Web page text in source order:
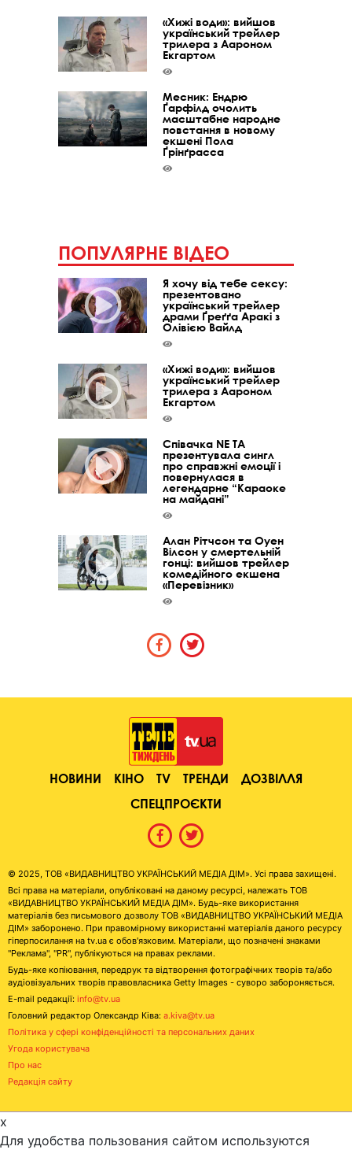
«Хижі води»: вийшов
український трейлер
трилера з Аароном
Екгартом
Месник: Ендрю
Ґарфілд очолить
масштабне народне
повстання в новому
екшені Пола
Ґрінґрасса
ПОПУЛЯРНЕ ВІДЕО
Я хочу від тебе сексу:
презентовано
український трейлер
драми Ґреґґа Аракі з
Олівією Вайлд
«Хижі води»: вийшов
український трейлер
трилера з Аароном
Екгартом
Співачка NE TA
презентувала сингл
про справжні емоції і
повернулася в
легендарне “Караоке
на майдані”
Алан Рітчсон та Оуен
Вілсон у смертельній
гонці: вийшов трейлер
комедійного екшена
«Перевізник»
НОВИНИ КІНО TV ТРЕНДИ
ДОЗВІЛЛЯ
СПЕЦПРОЄКТИ
© 2025, ТОВ «ВИДАВНИЦТВО УКРАЇНСЬКИЙ МЕДІА ДІМ». Усі права захищені.
Всі права на матеріали, опубліковані на даному ресурсі, належать ТОВ
«ВИДАВНИЦТВО УКРАЇНСЬКИЙ МЕДІА ДІМ». Будь-яке використання
матеріалів без письмового дозволу ТОВ «ВИДАВНИЦТВО УКРАЇНСЬКИЙ МЕДІА
ДІМ» заборонено. При правомірному використанні матеріалів даного ресурсу
гіперпосилання на tv.ua є обов'язковим. Матеріали, що позначені знаками
"Реклама", "PR", публікуються на правах реклами.
Будь-яке копіювання, передрук та відтворення фотографічних творів та/або
аудіовізуальних творів правовласника Getty Images - суворо забороняється.
E-mail редакції: info@tv.ua
Головний редактор Олександр Ківа: a.kiva@tv.ua
Політика у сфері конфіденційності та персональних даних
Угода користувача
Про нас
Редакція сайту
x
Для удобства пользования сайтом используются